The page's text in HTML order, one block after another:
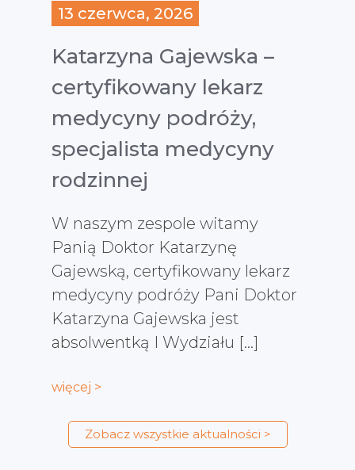
13 czerwca, 2026
Katarzyna Gajewska –
certyfikowany lekarz
medycyny podróży,
specjalista medycyny
rodzinnej
W naszym zespole witamy
Panią Doktor Katarzynę
Gajewską, certyfikowany lekarz
medycyny podróży Pani Doktor
Katarzyna Gajewska jest
absolwentką I Wydziału […]
więcej >
Zobacz wszystkie aktualności >